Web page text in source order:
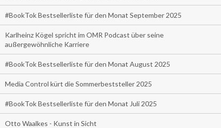
#BookTok Bestsellerliste für den Monat September 2025
Karlheinz Kögel spricht im OMR Podcast über seine
außergewöhnliche Karriere
#BookTok Bestsellerliste für den Monat August 2025
Media Control kürt die Sommerbeststeller 2025
#BookTok Bestsellerliste für den Monat Juli 2025
Otto Waalkes - Kunst in Sicht